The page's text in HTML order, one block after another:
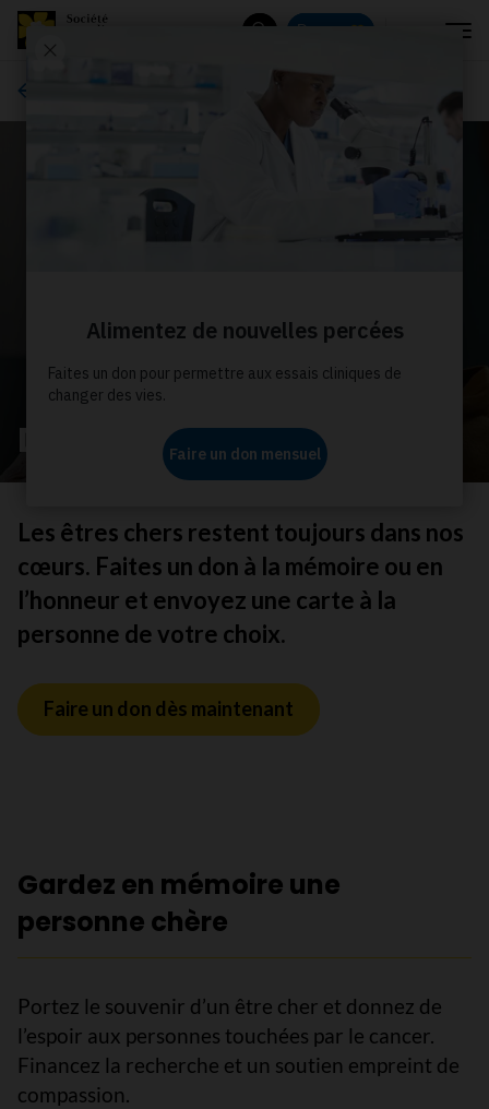
Donnez
Dédiez votre don
Les êtres chers restent toujours dans nos
cœurs. Faites un don à la mémoire ou en
l’honneur et envoyez une carte à la
personne de votre choix.
Faire un don dès maintenant
Gardez en mémoire une
personne chère
Portez le souvenir d’un être cher et donnez de
l’espoir aux personnes touchées par le cancer.
Financez la recherche et un soutien empreint de
compassion.